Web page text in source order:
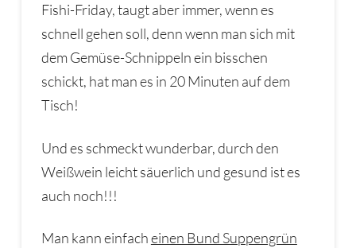
Fishi-Friday, taugt aber immer, wenn es
schnell gehen soll, denn wenn man sich mit
dem Gemüse-Schnippeln ein bisschen
schickt, hat man es in 20 Minuten auf dem
Tisch!
Und es schmeckt wunderbar, durch den
Weißwein leicht säuerlich und gesund ist es
auch noch!!!
Man kann einfacheinen Bund Suppengrün